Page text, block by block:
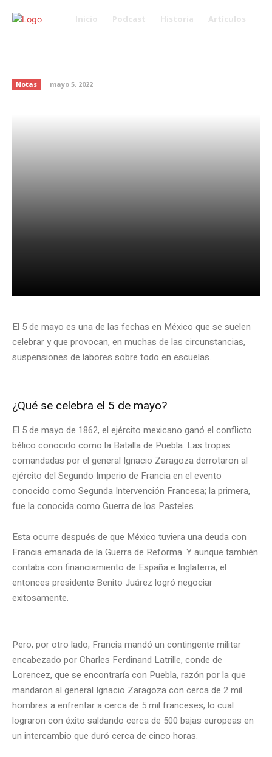
Inicio Podcast Historia Artículos
Notas mayo 5, 2022
El 5 de mayo es una de las fechas en México que se suelen
celebrar y que provocan, en muchas de las circunstancias,
suspensiones de labores sobre todo en escuelas.
¿Qué se celebra el 5 de mayo?
El 5 de mayo de 1862, el ejército mexicano ganó el conflicto
bélico conocido como la Batalla de Puebla. Las tropas
comandadas por el general Ignacio Zaragoza derrotaron al
ejército del Segundo Imperio de Francia en el evento
conocido como Segunda Intervención Francesa; la primera,
fue la conocida como Guerra de los Pasteles.
Esta ocurre después de que México tuviera una deuda con
Francia emanada de la Guerra de Reforma. Y aunque también
contaba con financiamiento de España e Inglaterra, el
entonces presidente Benito Juárez logró negociar
exitosamente.
Pero, por otro lado, Francia mandó un contingente militar
encabezado por Charles Ferdinand Latrille, conde de
Lorencez, que se encontraría con Puebla, razón por la que
mandaron al general Ignacio Zaragoza con cerca de 2 mil
hombres a enfrentar a cerca de 5 mil franceses, lo cual
lograron con éxito saldando cerca de 500 bajas europeas en
un intercambio que duró cerca de cinco horas.